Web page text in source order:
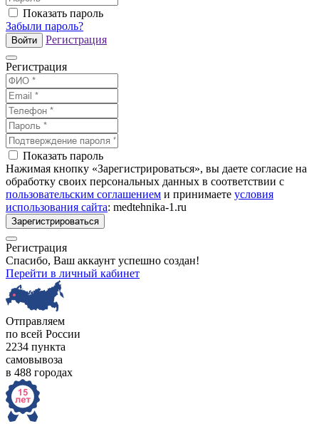
Показать пароль
Забыли пароль?
Войти Регистрация
Регистрация
Показать пароль
Нажимая кнопку «Зарегистрироваться», вы даете согласие на
обработку своих персональных данных в соответствии с
пользовательским соглашением и принимаете условия
использования сайта: medtehnika-1.ru
Зарегистрироваться
Регистрация
Спасибо, Ваш аккаунт успешно создан!
Перейти в личный кабинет
Отправляем
по всей России
2234 пункта
самовывоза
в 488 городах